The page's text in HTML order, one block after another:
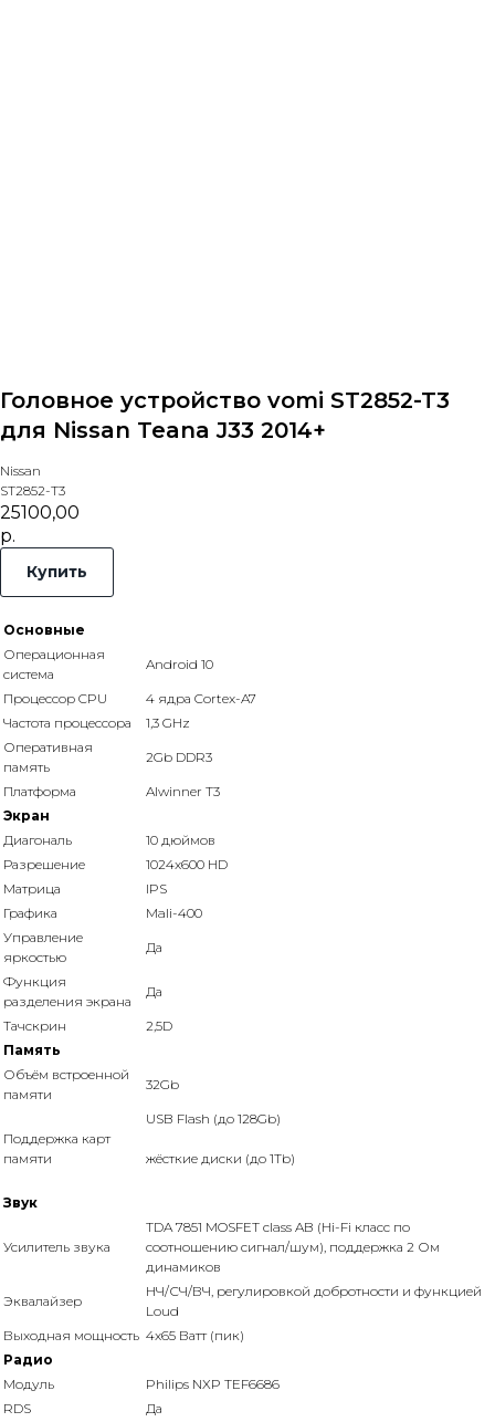
Головное устройство vomi ST2852-T3
для Nissan Teana J33 2014+
Nissan
ST2852-T3
25100,00
р.
Купить
Основные
Операционная
система
Android 10
Процессор CPU
4 ядра Cortex-A7
Частота процессора
1,3 GHz
Оперативная
память
2Gb DDR3
Платформа
Alwinner T3
Экран
Диагональ
10 дюймов
Разрешение
1024x600 HD
Матрица
IPS
Графика
Mali-400
Управление
яркостью
Да
Функция
разделения экрана
Да
Тачскрин
2,5D
Память
Объём встроенной
памяти
32Gb
Поддержка карт
памяти
USB Flash (до 128Gb)
жёсткие диски (до 1Tb)
Звук
Усилитель звука
TDA 7851 MOSFET class AB (Hi-Fi класс по
соотношению сигнал/шум), поддержка 2 Ом
динамиков
Эквалайзер
НЧ/СЧ/ВЧ, регулировкой добротности и функцией
Loud
Выходная мощность 4x65 Ватт (пик)
Радио
Модуль
Philips NXP TEF6686
RDS
Да